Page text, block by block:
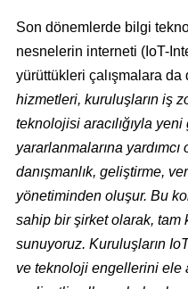
Son dönemlerde bilgi
nesnelerin interneti (IoT-
yürüttükleri çalışmalara da
hizmetleri, kuruluşların iş
teknolojisi aracılığıyla yeni
yararlanmalarına
danışmanlık, geliştirme,
yönetiminden oluşur. Bu
sahip bir şirket olarak, tam
sunuyoruz. Kuruluşların
ve teknoloji engellerini ele